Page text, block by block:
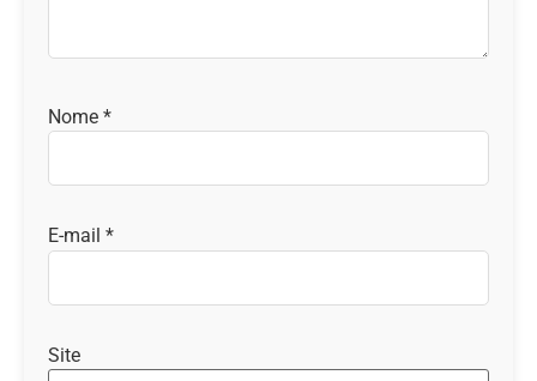
Nome *
E-mail *
Site